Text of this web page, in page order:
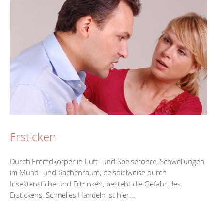
Ersticken
Durch Fremdkörper in Luft- und Speiseröhre, Schwellungen
im Mund- und Rachenraum, beispielweise durch
Insektenstiche und Ertrinken, besteht die Gefahr des
Erstickens. Schnelles Handeln ist hier...